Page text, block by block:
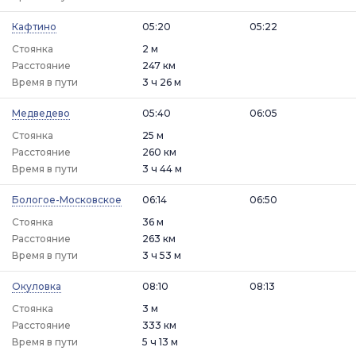
Кафтино
05:20
Стоянка
2 м
05:22
Расстояние
247 км
Время в пути
3 ч 26 м
Медведево
05:40
Стоянка
25 м
06:05
Расстояние
260 км
Время в пути
3 ч 44 м
Бологое-Московское
06:14
Стоянка
36 м
06:50
Расстояние
263 км
Время в пути
3 ч 53 м
Окуловка
08:10
Стоянка
3 м
08:13
Расстояние
333 км
Время в пути
5 ч 13 м